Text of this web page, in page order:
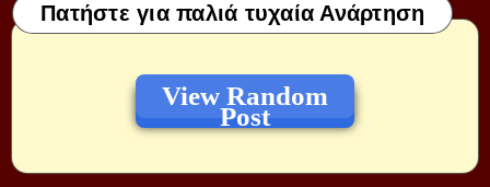
Πατήστε για παλιά τυχαία Ανάρτηση
View Random
Post